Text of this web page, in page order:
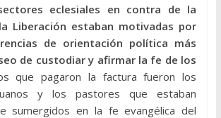
eclesiales en contra de la
Liberación estaban motivadas por
de orientación política más
de custodiar y afirmar la fe de los
que pagaron la factura fueron los
y los pastores que estaban
sumergidos en la fe evangélica del